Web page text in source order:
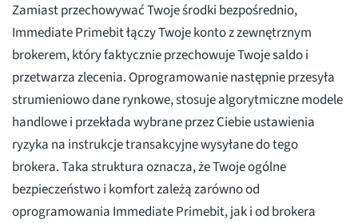
Zamiast przechowywać Twoje środki bezpośrednio,
Immediate Primebit łączy Twoje konto z zewnętrznym
brokerem, który faktycznie przechowuje Twoje saldo i
przetwarza zlecenia. Oprogramowanie następnie przesyła
strumieniowo dane rynkowe, stosuje algorytmiczne modele
handlowe i przekłada wybrane przez Ciebie ustawienia
ryzyka na instrukcje transakcyjne wysyłane do tego
brokera. Taka struktura oznacza, że Twoje ogólne
bezpieczeństwo i komfort zależą zarówno od
oprogramowania Immediate Primebit, jak i od brokera